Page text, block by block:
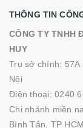
THÔNG TIN
CÔNG TY TNHH
HUY
Trụ sở chính: 57A
Nội
Điện thoại: 0240
Chi nhánh miền
Bình Tân, TP HCM